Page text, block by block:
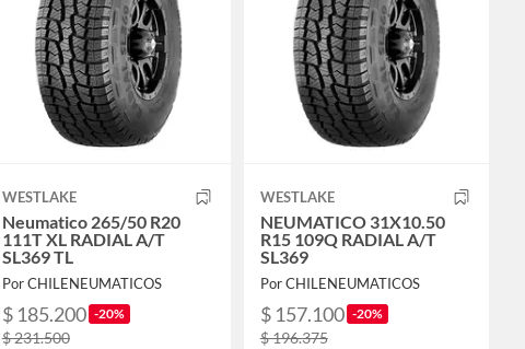
WESTLAKE
Neumatico 265/50 R20
111T XL RADIAL A/T
SL369 TL
Por CHILENEUMATICOS
$ 185.200 -20%
$ 231.500
WESTLAKE
NEUMATICO 31X10.50
R15 109Q RADIAL A/T
SL369
Por CHILENEUMATICOS
$ 157.100 -20%
$ 196.375